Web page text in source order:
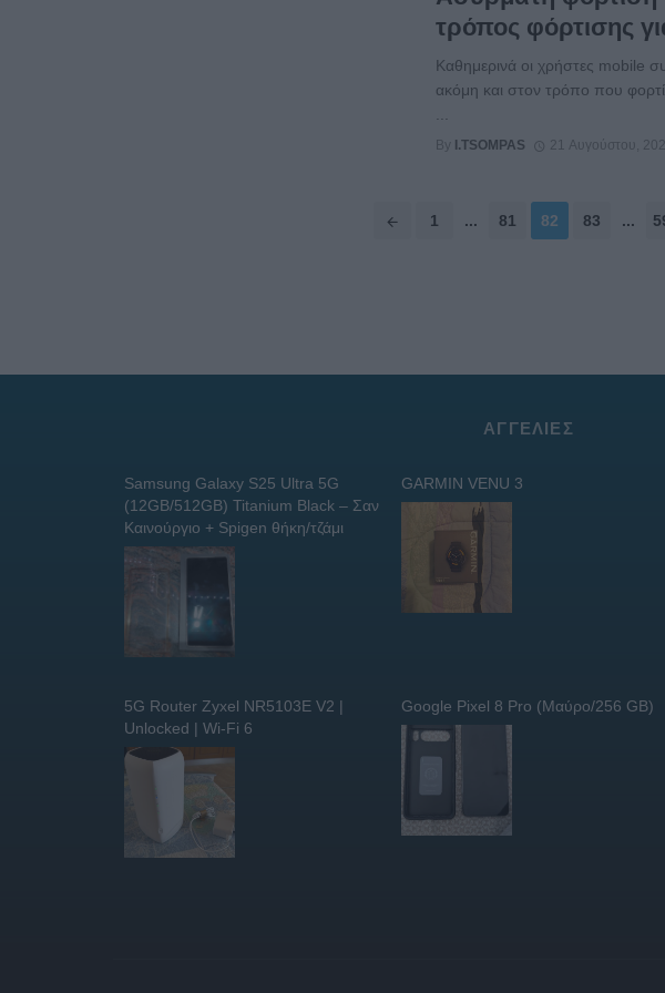
τρόπος φόρτισης
Καθημερινά οι χρήστες mobile
ακόμη και στον τρόπο που
By I.TSOMPAS 21 Αυγούστου,
1 ... 81 82 83 ...
ΑΓΓΕΛΊΕΣ
Samsung Galaxy S25 Ultra 5G
(12GB/512GB) Titanium Black – Σαν
Καινούργιο + Spigen θήκη/τζάμι
GARMIN VENU 3
5G Router Zyxel NR5103E V2 |
Unlocked | Wi-Fi 6
Google Pixel 8 Pro (Μαύρο/256 GB)